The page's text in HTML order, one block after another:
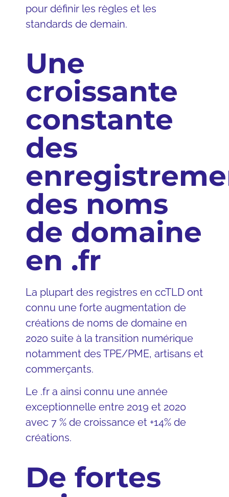
pour définir les règles et les
standards de demain.
Une
croissante
constante
des
des noms
de domaine
en .fr
La plupart des registres en ccTLD ont
connu une forte augmentation de
créations de noms de domaine en
2020 suite à la transition numérique
notamment des TPE/PME, artisans et
commerçants.
Le .fr a ainsi connu une année
exceptionnelle entre 2019 et 2020
avec 7 % de croissance et +14% de
créations.
De fortes